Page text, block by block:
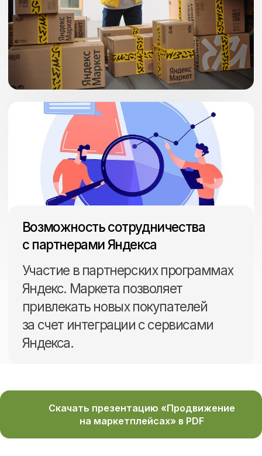
Скачать презентацию «Продвижение
на маркетплейсах» в PDF
Аналитика поискового спроса
на маркетплейсе:
Что мы выполняем на регулярной
основе в рамках развития магазина
на Яндекс Маркете: